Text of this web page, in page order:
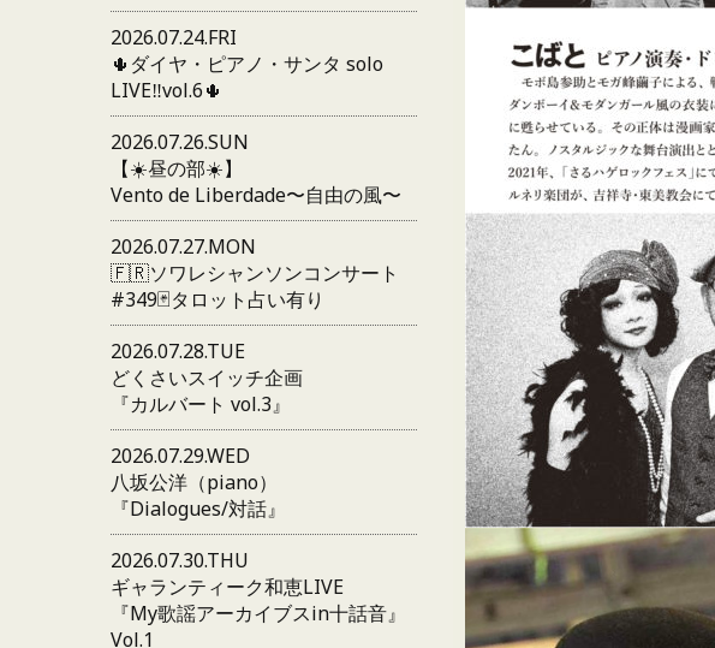
2026.07.24.FRI
🌵ダイヤ・ピアノ・サンタ solo
LIVE‼️vol.6🌵
2026.07.26.SUN
【☀️昼の部☀️】
Vento de Liberdade〜自由の風〜
2026.07.27.MON
🇫🇷ソワレシャンソンコンサート
#349🃏タロット占い有り
2026.07.28.TUE
どくさいスイッチ企画
『カルバート vol.3』
2026.07.29.WED
八坂公洋（piano）
『Dialogues/対話』
2026.07.30.THU
ギャランティーク和恵LIVE
『My歌謡アーカイブスin十話音』
Vol.1